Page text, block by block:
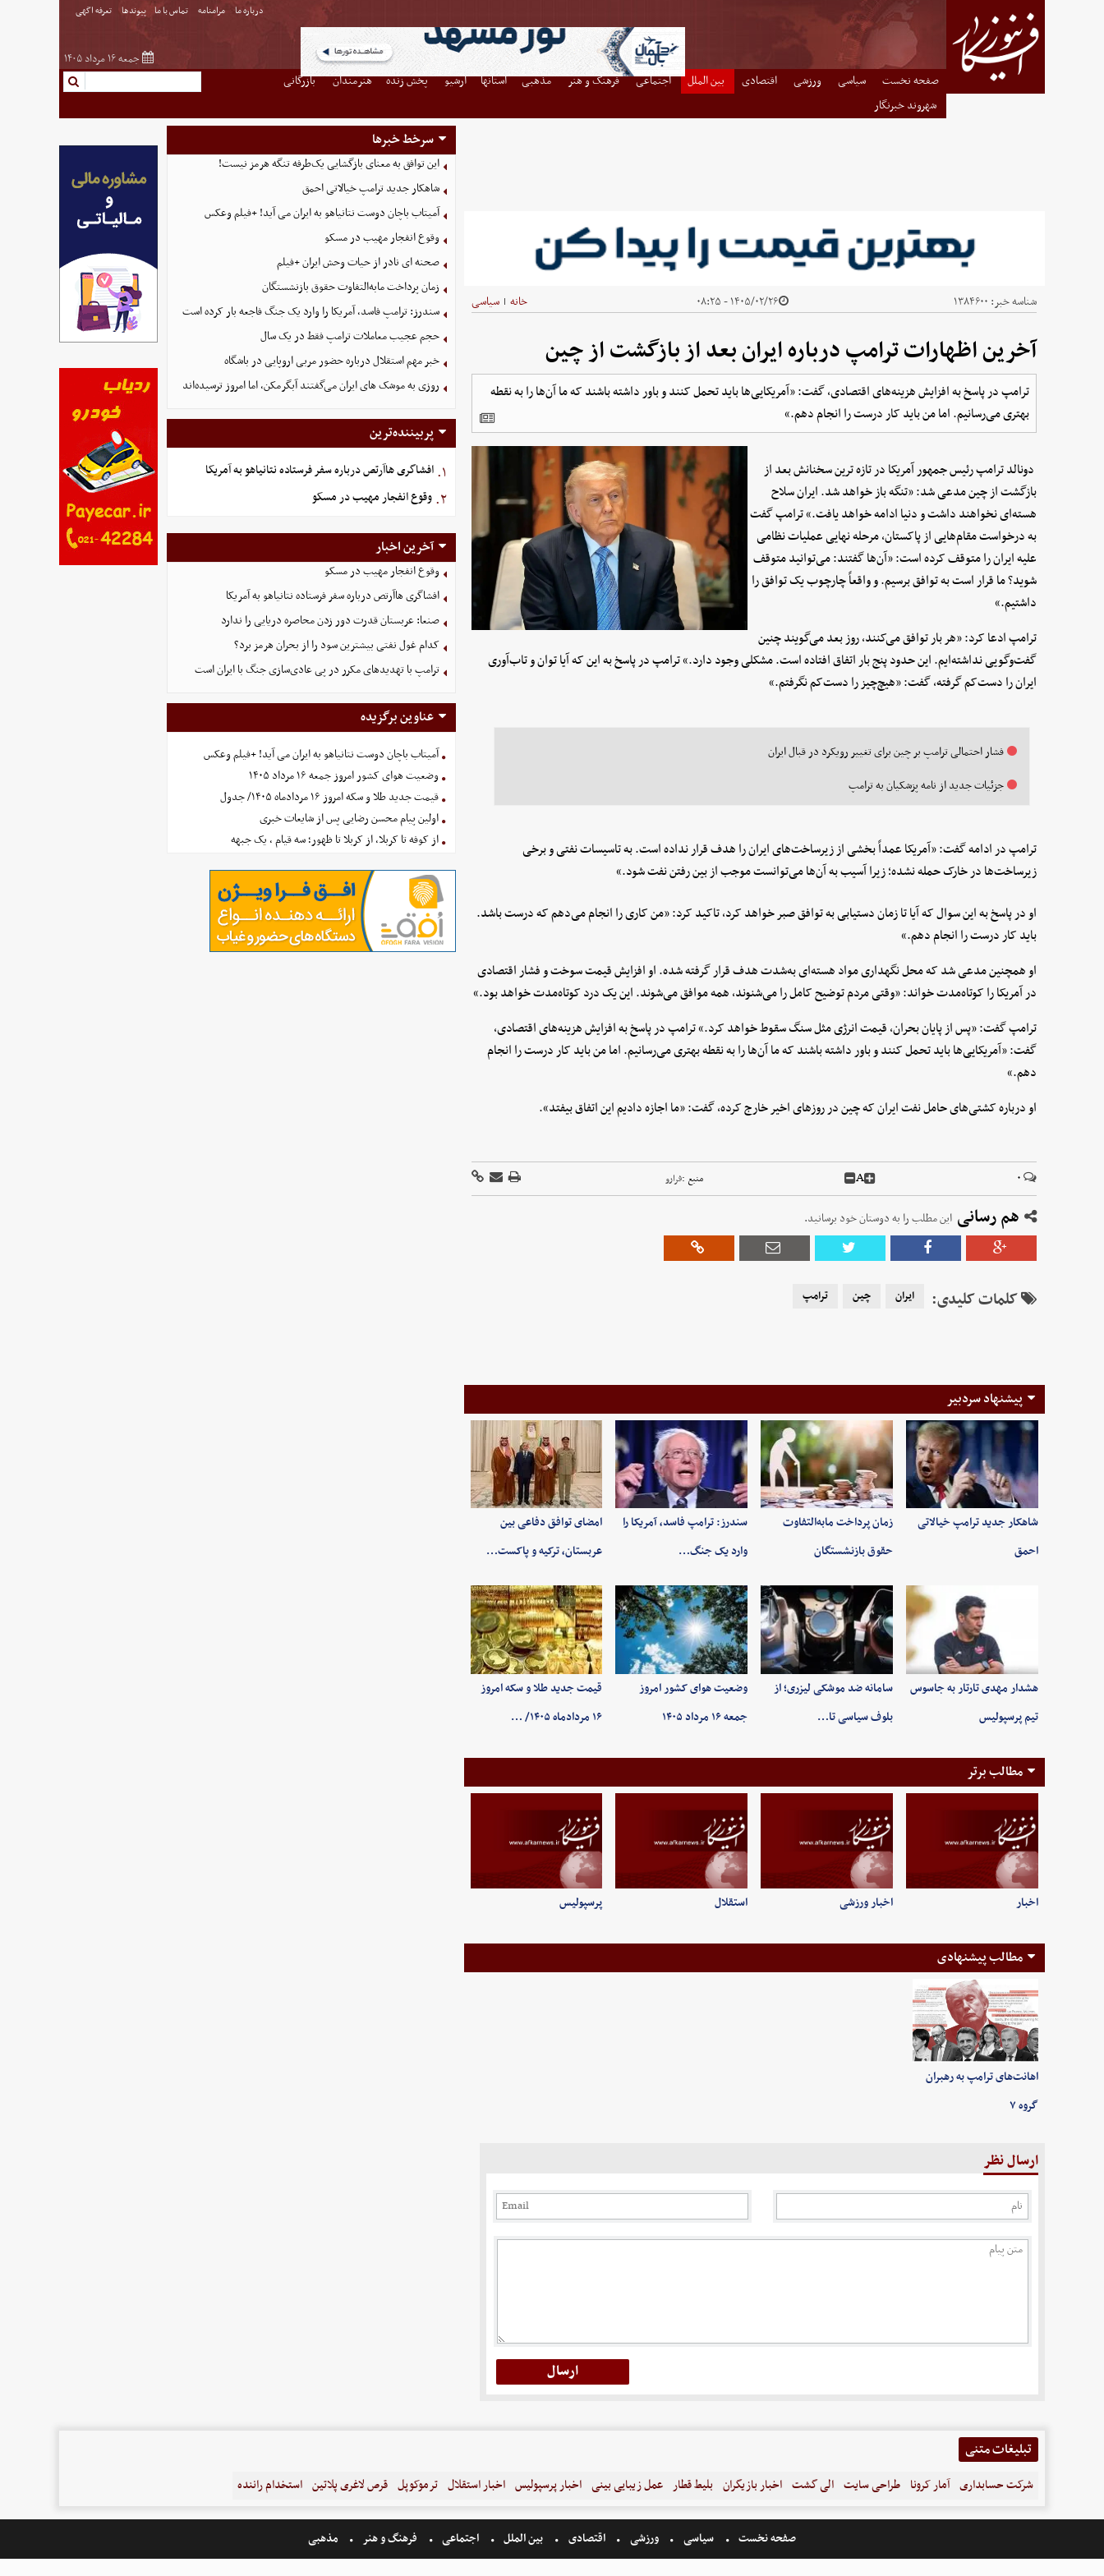
درباره ما مرامنامه تماس با ما پیوندها تعرفه اگهی
جمعه ۱۶ مرداد ۱۴۰۵
صفحه نخست سیاسی ورزشی اقتصادی بین الملل اجتماعی فرهنگ و هنر مذهبی استانها آرشیو پخش زنده هنرمندان
بازرگانی
شهروند خبرنگار
شناسه خبر: ۱۳۸۴۶۰۰ ۱۴۰۵/۰۲/۲۶ - ۰۸:۲۵ خانه | سیاسی
آخرین اظهارات ترامپ درباره ایران بعد از بازگشت از چین
ترامپ در پاسخ به افزایش هزینه‌های اقتصادی، گفت: «آمریکایی‌ها باید تحمل کنند و باور داشته باشند که ما آن‌ها را به نقطه
بهتری می‌رسانیم. اما من باید کار درست را انجام دهم.»
دونالد ترامپ رئیس جمهور آمریکا در تازه ترین سخنانش بعد از
بازگشت از چین مدعی شد: «تنگه باز خواهد شد. ایران سلاح
هسته‌ای نخواهند داشت و دنیا ادامه خواهد یافت.» ترامپ گفت
به درخواست مقام‌هایی از پاکستان، مرحله نهایی عملیات نظامی
علیه ایران را متوقف کرده است: «آن‌ها گفتند: می‌توانید متوقف
شوید؟ ما قرار است به توافق برسیم. و واقعاً چارچوب یک توافق را
داشتیم.»
ترامپ ادعا کرد: «هر بار توافق می‌کنند، روز بعد می‌گویند چنین
گفت‌وگویی نداشته‌ایم. این حدود پنج بار اتفاق افتاده است. مشکلی وجود دارد.» ترامپ در پاسخ به این که آیا توان و تاب‌آوری
ایران را دست‌کم گرفته، گفت: «هیچ‌چیز را دست‌کم نگرفتم.»
فشار احتمالی ترامپ بر چین برای تغییر رویکرد در قبال ایران
جزئیات جدید از نامه پزشکیان به ترامپ
ترامپ در ادامه گفت: «آمریکا عمداً بخشی از زیرساخت‌های ایران را هدف قرار نداده است. به تاسیسات نفتی و برخی
زیرساخت‌ها در خارک حمله نشده؛ زیرا آسیب به آن‌ها می‌توانست موجب از بین رفتن نفت شود.»
او در پاسخ به این سوال که آیا تا زمان دستیابی به توافق صبر خواهد کرد، تاکید کرد: «من کاری را انجام می‌دهم که درست باشد.
باید کار درست را انجام دهم.»
او همچنین مدعی شد که محل نگهداری مواد هسته‌ای به‌شدت هدف قرار گرفته شده. او افزایش قیمت سوخت و فشار اقتصادی
در آمریکا را کوتاه‌مدت خواند: «وقتی مردم توضیح کامل را می‌شنوند، همه موافق می‌شوند. این یک درد کوتاه‌مدت خواهد بود.»
ترامپ گفت: «پس از پایان بحران، قیمت انرژی مثل سنگ سقوط خواهد کرد.» ترامپ در پاسخ به افزایش هزینه‌های اقتصادی،
گفت: «آمریکایی‌ها باید تحمل کنند و باور داشته باشند که ما آن‌ها را به نقطه بهتری می‌رسانیم. اما من باید کار درست را انجام
دهم.»
او درباره کشتی‌های حامل نفت ایران که چین در روزهای اخیر خارج کرده، گفت: «ما اجازه دادیم این اتفاق بیفتد».
۰ A منبع :فرارو
هم رسانی این مطلب را به دوستان خود برسانید.
کلمات کلیدی: ایران چین ترامپ
پیشنهاد سردبیر
شاهکار جدید ترامپ خیالاتی
احمق
زمان پرداخت مابه‌التفاوت
حقوق بازنشستگان
سندرز: ترامپ فاسد، آمریکا را
وارد یک جنگ…
امضای توافق دفاعی بین
عربستان، ترکیه و پاکست…
هشدار مهدی تارتار به جاسوس
تیم پرسپولیس
سامانه ضد موشکی لیزری؛ از
بلوف سیاسی تا…
وضعیت هوای کشور امروز
جمعه ۱۶ مرداد ۱۴۰۵
قیمت جدید طلا و سکه امروز
۱۶ مردادماه ۱۴۰۵/ …
مطالب برتر
اخبار اخبار ورزشی استقلال پرسپولیس
مطالب پیشنهادی
اهانت‌های ترامپ به رهبران
گروه ۷
ارسال نظر
سرخط خبرها
این توافق به معنای بازگشایی یک‌طرفه تنگه هرمز نیست!
شاهکار جدید ترامپ خیالاتی احمق
آمیتاب باچان دوست نتانیاهو به ایران می آید! +فیلم وعکس
وقوع انفجار مهیب در مسکو
صحنه ای نادر از حیات وحش ایران +فیلم
زمان پرداخت مابه‌التفاوت حقوق بازنشستگان
سندرز: ترامپ فاسد، آمریکا را وارد یک جنگ فاجعه بار کرده است
حجم عجیب معاملات ترامپ فقط در یک سال
خبر مهم استقلال درباره حضور مربی اروپایی در باشگاه
روزی به موشک‌ های ایران می‌گفتند آبگرمکن، اما امروز ترسیده‌اند
پربیننده‌ترین
۱. افشاگری هاآرتص درباره سفر فرستاده نتانیاهو به آمریکا
۲. وقوع انفجار مهیب در مسکو
آخرین اخبار
وقوع انفجار مهیب در مسکو
افشاگری هاآرتص درباره سفر فرستاده نتانیاهو به آمریکا
صنعا: عربستان قدرت دور زدن محاصره دریایی را ندارد
کدام غول نفتی بیشترین سود را از بحران هرمز برد؟
ترامپ با تهدیدهای مکرر در پی عادی‌سازی جنگ با ایران است
عناوین برگزیده
آمیتاب باچان دوست نتانیاهو به ایران می آید! +فیلم وعکس
وضعیت هوای کشور امروز جمعه ۱۶ مرداد ۱۴۰۵
قیمت جدید طلا و سکه امروز ۱۶ مردادماه ۱۴۰۵/ جدول
اولین پیام محسن رضایی پس از شایعات خبری
از کوفه تا کربلا، از کربلا تا ظهور؛ سه قیام ، یک جبهه
تبلیغات متنی
شرکت حسابداری آمار کرونا طراحی سایت الی گشت اخبار بازیگران بلیط قطار عمل زیبایی بینی اخبار پرسپولیس اخبار استقلال ترموکوپل قرص لاغری پلاتین استخدام راننده
صفحه نخست سیاسی ورزشی اقتصادی بین الملل اجتماعی فرهنگ و هنر مذهبی